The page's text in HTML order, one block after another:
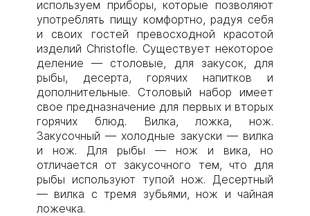
используем приборы, которые позволяют
употреблять пищу комфортно, радуя себя
и своих гостей превосходной красотой
изделий Christofle. Существует некоторое
деление — столовые, для закусок, для
рыбы, десерта, горячих напитков и
дополнительные. Столовый набор имеет
свое предназначение для первых и вторых
горячих блюд. Вилка, ложка, нож.
Закусочный — холодные закуски — вилка
и нож. Для рыбы — нож и вика, но
отличается от закусочного тем, что для
рыбы используют тупой нож. Десертный
— вилка с тремя зубьями, нож и чайная
ложечка.